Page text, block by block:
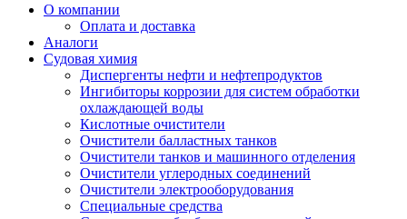
О компании
Оплата и доставка
Аналоги
Судовая химия
Диспергенты нефти и нефтепродуктов
Ингибиторы коррозии для систем обработки
охлаждающей воды
Кислотные очистители
Очистители балластных танков
Очистители танков и машинного отделения
Очистители углеродных соединений
Очистители электрооборудования
Специальные средства